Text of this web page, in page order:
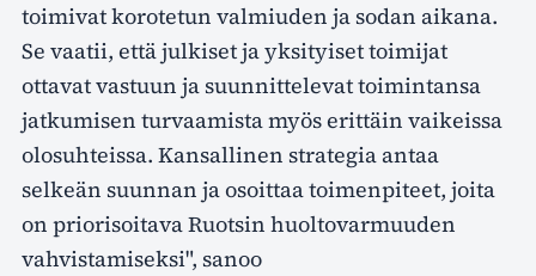
toimivat korotetun valmiuden ja sodan aikana.
Se vaatii, että julkiset ja yksityiset toimijat
ottavat vastuun ja suunnittelevat toimintansa
jatkumisen turvaamista myös erittäin vaikeissa
olosuhteissa. Kansallinen strategia antaa
selkeän suunnan ja osoittaa toimenpiteet, joita
on priorisoitava Ruotsin huoltovarmuuden
vahvistamiseksi", sanoo